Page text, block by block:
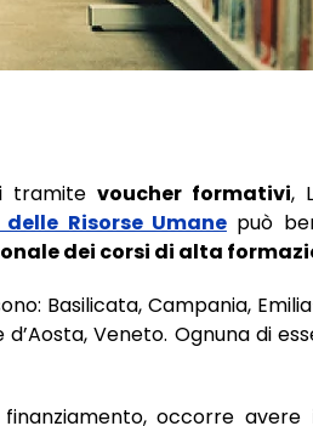
tramite voucher formativi,
Risorse Umanepuò
dei corsi di alta
Basilicata, Campania,
d’Aosta, Veneto. Ognuna di
occorre avere